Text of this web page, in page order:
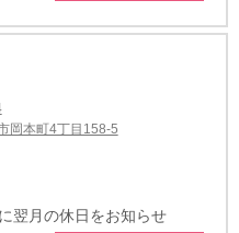
岡本町4丁目158-5
翌月の休日をお知らせ